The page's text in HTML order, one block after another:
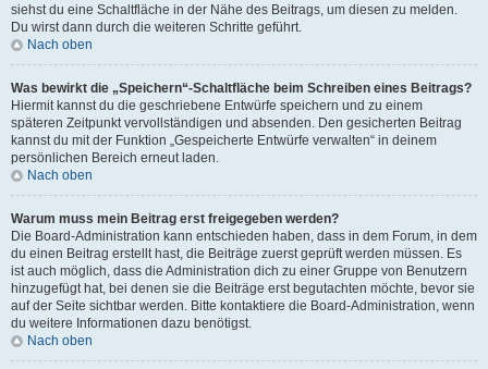
siehst du eine Schaltfläche in der Nähe des Beitrags, um diesen zu melden.
Du wirst dann durch die weiteren Schritte geführt.
Nach oben
Was bewirkt die „Speichern“-Schaltfläche beim Schreiben eines Beitrags?
Hiermit kannst du die geschriebene Entwürfe speichern und zu einem
späteren Zeitpunkt vervollständigen und absenden. Den gesicherten Beitrag
kannst du mit der Funktion „Gespeicherte Entwürfe verwalten“ in deinem
persönlichen Bereich erneut laden.
Nach oben
Warum muss mein Beitrag erst freigegeben werden?
Die Board-Administration kann entschieden haben, dass in dem Forum, in dem
du einen Beitrag erstellt hast, die Beiträge zuerst geprüft werden müssen. Es
ist auch möglich, dass die Administration dich zu einer Gruppe von Benutzern
hinzugefügt hat, bei denen sie die Beiträge erst begutachten möchte, bevor sie
auf der Seite sichtbar werden. Bitte kontaktiere die Board-Administration, wenn
du weitere Informationen dazu benötigst.
Nach oben